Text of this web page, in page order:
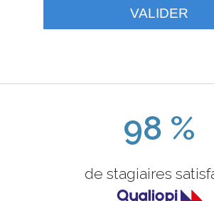
VALIDER
98 %
de stagiaires